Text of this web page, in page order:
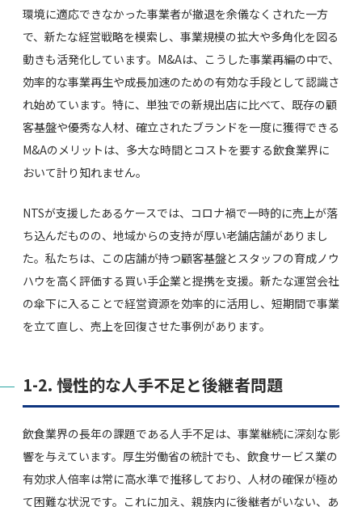
環境に適応できなかった事業者が撤退を余儀なくされた一方
で、新たな経営戦略を模索し、事業規模の拡大や多角化を図る
動きも活発化しています。M&Aは、こうした事業再編の中で、
効率的な事業再生や成長加速のための有効な手段として認識さ
れ始めています。特に、単独での新規出店に比べて、既存の顧
客基盤や優秀な人材、確立されたブランドを一度に獲得できる
M&Aのメリットは、多大な時間とコストを要する飲食業界に
おいて計り知れません。
NTSが支援したあるケースでは、コロナ禍で一時的に売上が落
ち込んだものの、地域からの支持が厚い老舗店舗がありまし
た。私たちは、この店舗が持つ顧客基盤とスタッフの育成ノウ
ハウを高く評価する買い手企業と提携を支援。新たな運営会社
の傘下に入ることで経営資源を効率的に活用し、短期間で事業
を立て直し、売上を回復させた事例があります。
1-2. 慢性的な人手不足と後継者問題
飲食業界の長年の課題である人手不足は、事業継続に深刻な影
響を与えています。厚生労働省の統計でも、飲食サービス業の
有効求人倍率は常に高水準で推移しており、人材の確保が極め
て困難な状況です。これに加え、親族内に後継者がいない、あ